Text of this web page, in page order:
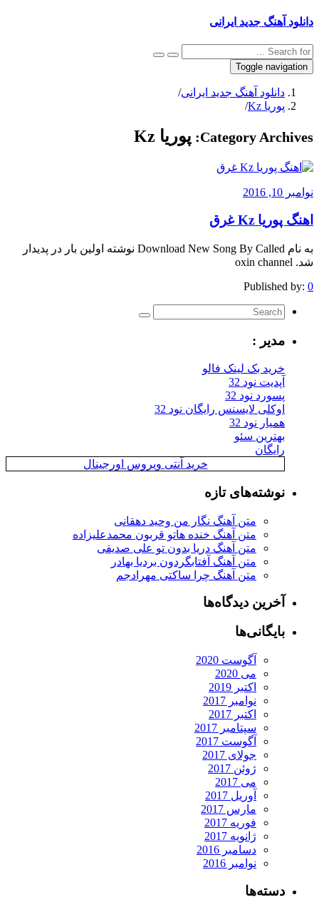
دانلود آهنگ جدید ایرانی
Toggle navigation
دانلود آهنگ جدید ایرانی/
پوریا Kz
/
Category Archives: پوریا Kz
نوامبر 10, 2016
اهنگ پوریا Kz غرق
به نام Download New Song By Called نوشته اولین بار در پدیدار
شد. oxin channel
Published by: 0
مدیر :
خرید بک لینک فالو
آپدیت نود 32
پسورد نود 32
اوکلی لایسنس رایگان نود 32
همیار نود 32
بهترین سئو
رایگان
خرید آنتی ویروس اورجینال
نوشته‌های تازه
متن آهنگ نگار من وحید دهقانی
متن آهنگ خنده هاتو قربون محمدعلیزاده
متن آهنگ دریا بدون تو علی صدیقی
متن آهنگ آفتابگردون بردیا بهادر
متن آهنگ چرا ساکتی مهرادجم
آخرین دیدگاه‌ها
بایگانی‌ها
آگوست 2020
می 2020
اکتبر 2019
نوامبر 2017
اکتبر 2017
سپتامبر 2017
آگوست 2017
جولای 2017
ژوئن 2017
می 2017
آوریل 2017
مارس 2017
فوریه 2017
ژانویه 2017
دسامبر 2016
نوامبر 2016
دسته‌ها